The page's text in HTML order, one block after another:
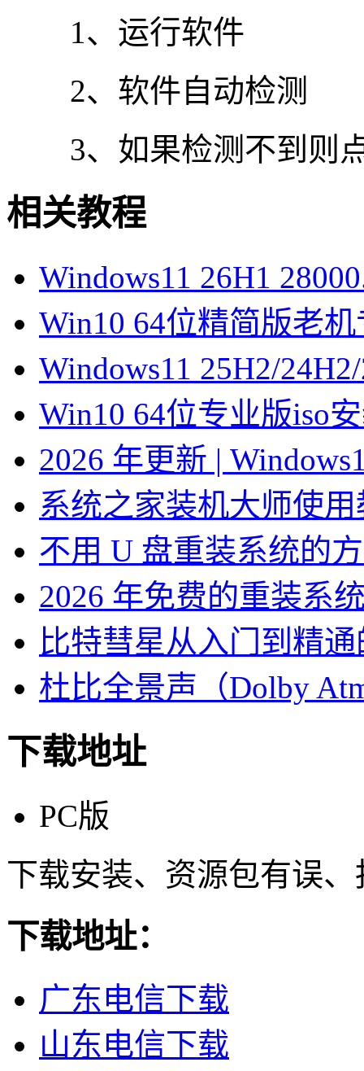
1、运行软件
2、软件自动检测
3、如果检测不到则点
相关教程
Windows11 26H1
Win10 64位精简版老
Windows11 25H2/
Win10 64位专业版iso
2026 年更新 |
系统之家装机大师使
不用 U 盘重装系统的
2026 年免费的重装系
比特彗星从入门到精
杜比全景声（Dolby
下载地址
PC版
下载安装、资源包有误
下载地址：
广东电信下载
山东电信下载